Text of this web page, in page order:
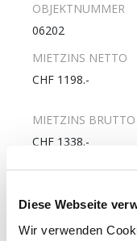
Diese Webseite
Wir verwenden
OBJEKTNUMMER
06202
MIETZINS NETTO
CHF 1198.-
MIETZINS BRUTTO
CHF 1338.-
WOHNGESCHOSSE